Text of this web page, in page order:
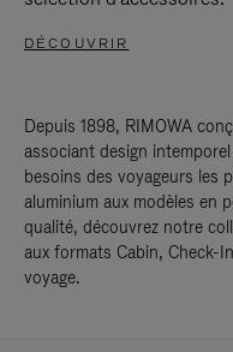
DÉCOUVRIR
Depuis 1898, RIMOWA
associant design
besoins des voyageurs les
aluminium aux modèles en
qualité, découvrez notre
aux formats Cabin, Check-
voyage.